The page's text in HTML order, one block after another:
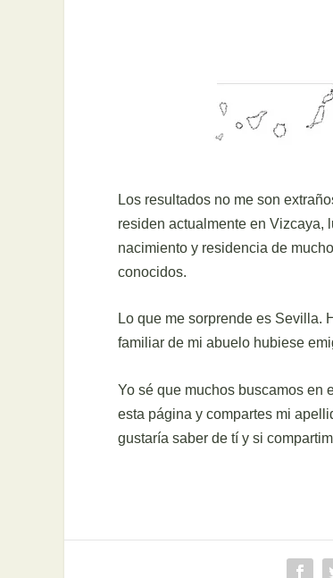
Los resultados no me son
residen actualmente en Vizcaya,
nacimiento y residencia de
conocidos.
Lo que me sorprende es Sevilla.
familiar de mi abuelo hubiese
Yo sé que muchos buscamos en
esta página y compartes mi
gustaría saber de tí y si